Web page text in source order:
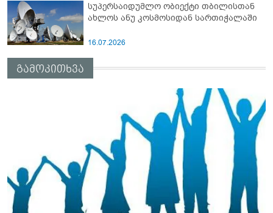
სუპერსაიდუმლო ობიექტი თბილისთან
ახლოს ანუ კოსმოსიდან სართიჭალაში
16.07.2026
გამოკითხვა